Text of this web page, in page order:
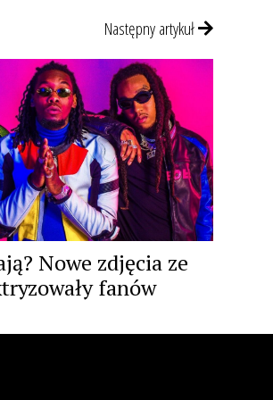
Następny artykuł
Nowe zdjęcia ze
fanów